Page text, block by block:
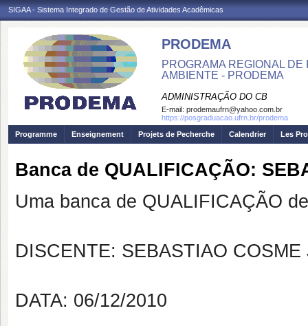
SIGAA - Sistema Integrado de Gestão de Atividades Acadêmicas
PRODEMA
PROGRAMA REGIONAL
AMBIENTE - PRODEMA
ADMINISTRAÇÃO DO CB
E-mail: prodemaufrn@yahoo.com.br
https://posgraduacao.ufrn.br/prodema
Programme
Enseignement Projets de Pecherche Calendrier Les
Banca de QUALIFICAÇÃO:
Uma banca de QUALIFICAÇÃO
DISCENTE: SEBASTIAO COSME
DATA: 06/12/2010